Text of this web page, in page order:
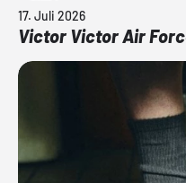
17. Juli 2026
Victor Victor Air